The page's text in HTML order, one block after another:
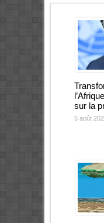
sur la
5 août